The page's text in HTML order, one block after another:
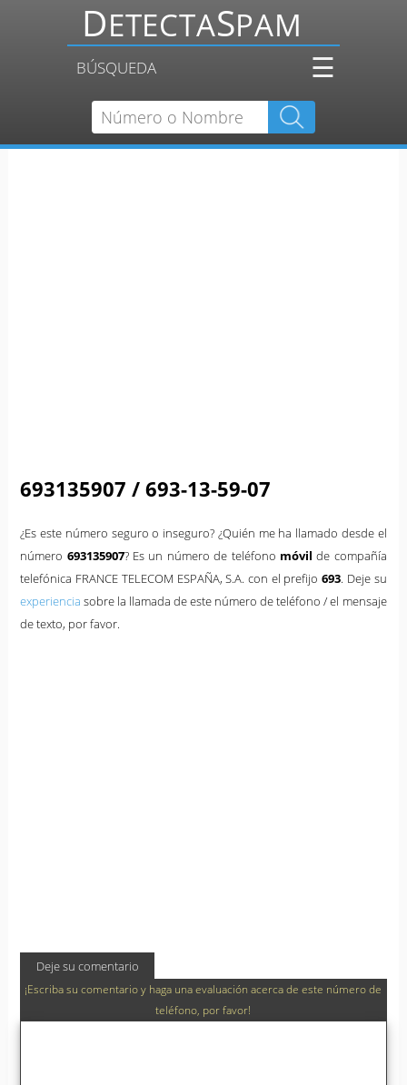
BÚSQUEDA ☰
693135907 / 693-13-59-07
¿Es este número seguro o inseguro? ¿Quién me ha llamado desde el
número 693135907? Es un número de teléfono móvil de compañía
telefónica FRANCE TELECOM ESPAÑA, S.A. con el prefijo693. Deje su
experiencia sobre la llamada de este número de teléfono / el mensaje
de texto, por favor.
Deje su comentario
¡Escriba su comentario y haga una evaluación acerca de este número de
teléfono, por favor!